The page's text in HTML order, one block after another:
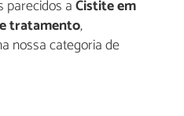
parecidos aCistite em
tratamento,
nossa categoria de